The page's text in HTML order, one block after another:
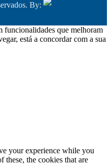
By:
funcionalidades que melhoram
está a concordar com a sua
your experience while you
these, the cookies that are